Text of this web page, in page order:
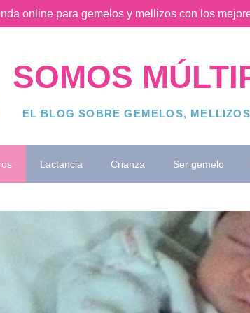
online para gemelos y mellizos con los
SOMOS
EL BLOG SOBRE GEMELOS,
Lactancia Crianza Ser gemelo